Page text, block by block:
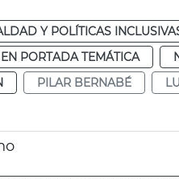
Y POLÍTICAS
EN PORTADA TEMÁTICA
PILAR BERNABÉ